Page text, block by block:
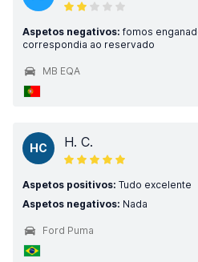
Aspetos negativos: fomos
correspondia ao reservado
MB EQA
HC H. C.
Aspetos positivos: Tudo excelente
Aspetos negativos: Nada
Ford Puma